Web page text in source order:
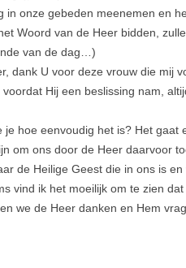
in onze gebeden meenemen en
Woord van de Heer bidden,
van de dag…)
dank U voor deze vrouw die mij
voordat Hij een beslissing nam,
je hoe eenvoudig het is? Het gaat
om ons door de Heer daarvoor
de Heilige Geest die in ons is
vind ik het moeilijk om te zien
we de Heer danken en Hem